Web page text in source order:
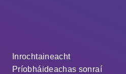
Inrochtaineacht
Príobháideachas sonraí